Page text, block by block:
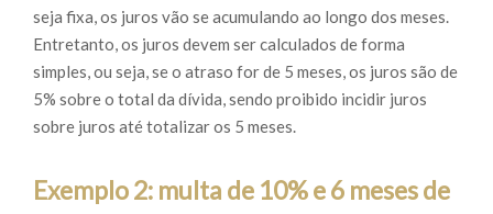
seja fixa, os juros vão se acumulando ao longo dos meses.
Entretanto, os juros devem ser calculados de forma
simples, ou seja, se o atraso for de 5 meses, os juros são de
5% sobre o total da dívida, sendo proibido incidir juros
sobre juros até totalizar os 5 meses.
Exemplo 2: multa de 10% e 6 meses de